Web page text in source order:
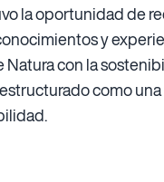
la oportunidad de
y
con la
como